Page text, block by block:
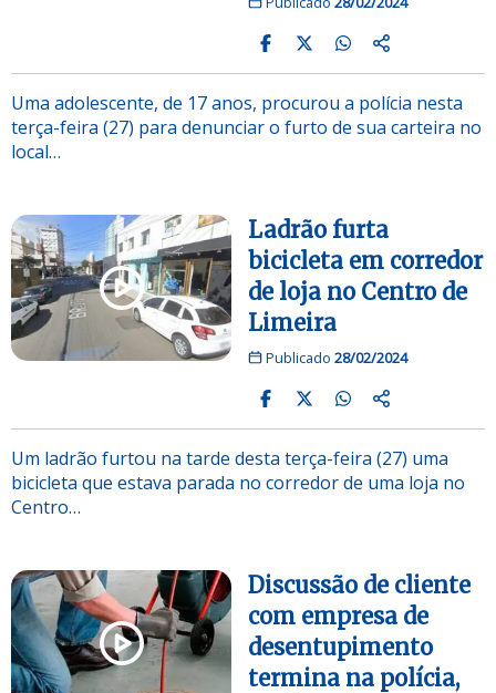
Uma adolescente, de 17 anos, procurou a polícia nesta
terça-feira (27) para denunciar o furto de sua carteira no
local…
Ladrão furta
bicicleta em corredor
de loja no Centro de
Limeira
Publicado 28/02/2024
Um ladrão furtou na tarde desta terça-feira (27) uma
bicicleta que estava parada no corredor de uma loja no
Centro…
Discussão de cliente
com empresa de
desentupimento
termina na polícia,